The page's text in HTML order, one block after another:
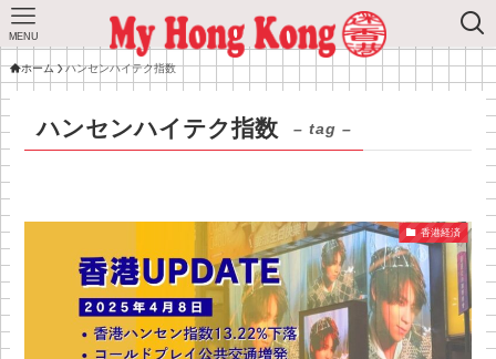
MENU
ホーム ハンセンハイテク指数
ハンセンハイテク指数 – tag –
香港経済